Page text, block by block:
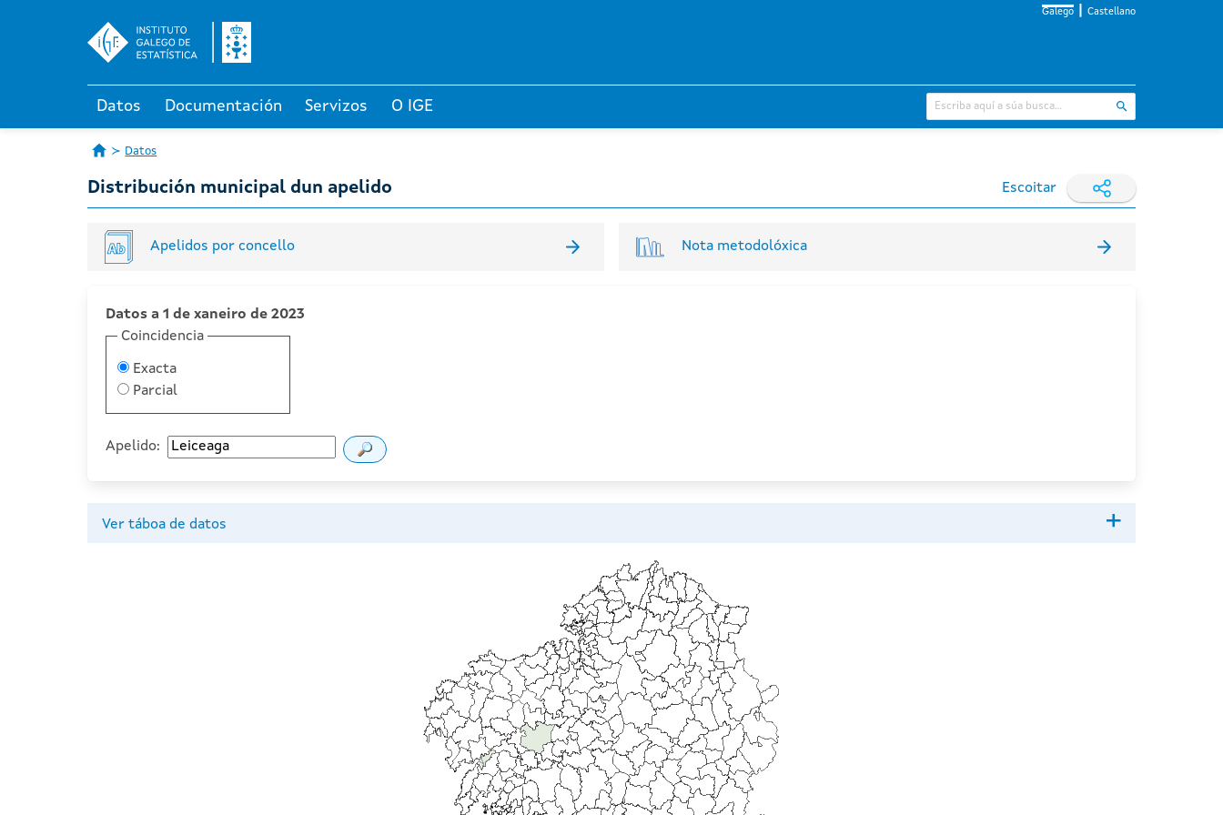
Galego Castellano
Datos Documentación Servizos O IGE
Datos
Distribución municipal dun apelido Escoitar
Apelidos por concello Nota metodolóxica
Datos a 1 de xaneiro de 2023
Coincidencia
Exacta
Parcial
Apelido:
Ver táboa de datos